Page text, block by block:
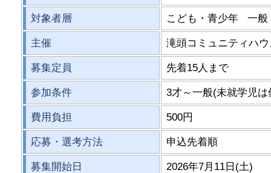
対象者層 こども・青少年 一
主催 滝頭コミュニティハ
募集定員 先着15人まで
参加条件 3才～一般(未就学児
費用負担 500円
応募・選考方法 申込先着順
募集開始日 2026年7月11日(土)